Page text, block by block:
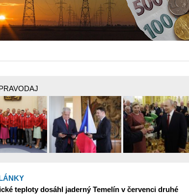
teploty dosáhl jaderný Temelín v červenci druhé